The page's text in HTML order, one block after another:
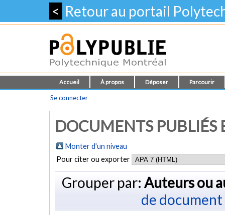
< Retour au portail
Accueil À propos Déposer Parcourir
Se connecter
DOCUMENTS PUBLIÉS
Monter d'un niveau
Pour citer ou exporter
Grouper par: Auteurs ou
de document